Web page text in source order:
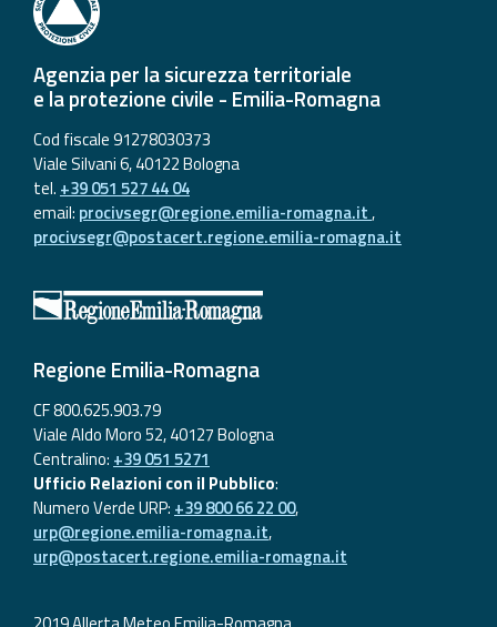
Agenzia per la sicurezza territoriale
e la protezione civile - Emilia-Romagna
Cod fiscale 91278030373
Viale Silvani 6, 40122 Bologna
tel. +39 051 527 44 04
email: procivsegr@regione.emilia-romagna.it,
procivsegr@postacert.regione.emilia-romagna.it
Regione Emilia-Romagna
CF 800.625.903.79
Viale Aldo Moro 52, 40127 Bologna
Centralino: +39 051 5271
Ufficio Relazioni con il Pubblico:
Numero Verde URP: +39 800 66 22 00,
urp@regione.emilia-romagna.it,
urp@postacert.regione.emilia-romagna.it